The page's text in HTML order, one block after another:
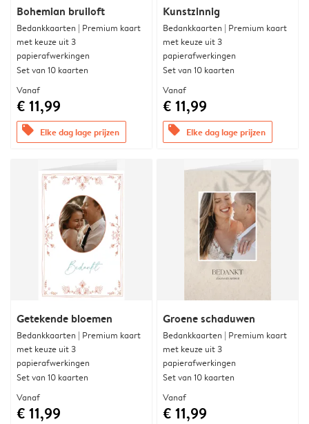
Bohemian bruiloft
Bedankkaarten | Premium kaart
met keuze uit 3
papierafwerkingen
Set van 10 kaarten
Vanaf
€ 11,99
offers Elke dag lage prijzen
Kunstzinnig
Bedankkaarten | Premium kaart
met keuze uit 3
papierafwerkingen
Set van 10 kaarten
Vanaf
€ 11,99
offers Elke dag lage prijzen
Getekende bloemen
Bedankkaarten | Premium kaart
met keuze uit 3
papierafwerkingen
Set van 10 kaarten
Vanaf
€ 11,99
Groene schaduwen
Bedankkaarten | Premium kaart
met keuze uit 3
papierafwerkingen
Set van 10 kaarten
Vanaf
€ 11,99